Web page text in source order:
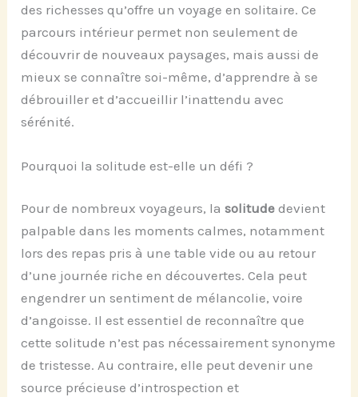
des richesses qu’offre un voyage en solitaire. Ce
parcours intérieur permet non seulement de
découvrir de nouveaux paysages, mais aussi de
mieux se connaître soi-même, d’apprendre à se
débrouiller et d’accueillir l’inattendu avec
sérénité.
Pourquoi la solitude est-elle un défi ?
Pour de nombreux voyageurs, lasolitude devient
palpable dans les moments calmes, notamment
lors des repas pris à une table vide ou au retour
d’une journée riche en découvertes. Cela peut
engendrer un sentiment de mélancolie, voire
d’angoisse. Il est essentiel de reconnaître que
cette solitude n’est pas nécessairement synonyme
de tristesse. Au contraire, elle peut devenir une
source précieuse d’introspection et